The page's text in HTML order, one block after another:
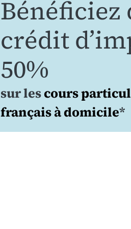
Bénéficiez
crédit
50%
sur lescours
français à domicile*